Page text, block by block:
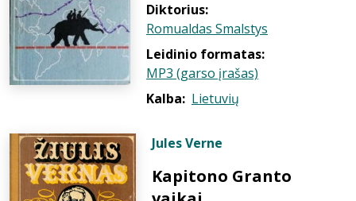
Diktorius:
Romualdas Smalstys
Leidinio formatas:
MP3 (garso įrašas)
Kalba: Lietuvių
Jules Verne
Kapitono Granto